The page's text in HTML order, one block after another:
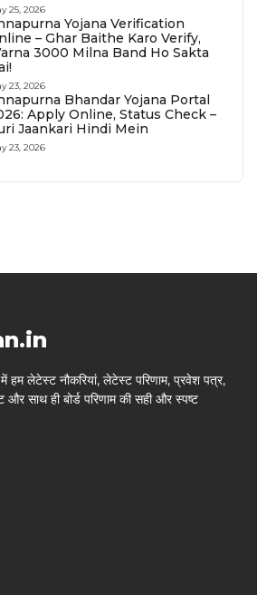
25, 2026
Yojana Verification
– Ghar Baithe Karo Verify,
₹3000 Milna Band Ho Sakta
23, 2026
Bhandar Yojana Portal
Apply Online, Status Check –
Jaankari Hindi Mein
23, 2026
लेटेस्ट नौकरियां, लेटेस्ट परिणाम, प्रवेश पत्र,
और साथ ही बोर्ड परिणाम की सही और स्पष्ट